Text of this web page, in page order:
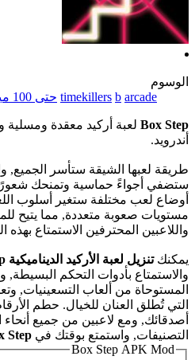
الوسوم
arcade
b
timekillers حتى 100 ميجابايت
Box Step لعبة أركيد معقدة ومسلية
أندرويد.
طريقة لعبها الشيقة ستأسر الجميع,
أوضاع لعب مختلفة ستغير أسلوب
مستويات صعوبة متعددة, مما يتيح
واللاعبين المحترفين الاستمتاع بهذه
يمكنكتنزيل لعبة الأركيد الديناميكية Box Step لأجهزة أندرويد مجانًا
والاستمتاع بأدوات التحكم البسيطة,
المستوحاة من ألعاب التسعينيات,
التي تُطلق العنان للخيال. حطم
أصدقائك, ومع لاعبين من جميع أنحاء
التصنيفات, واستمتع بوقتك في Step
Box Step APK Mod